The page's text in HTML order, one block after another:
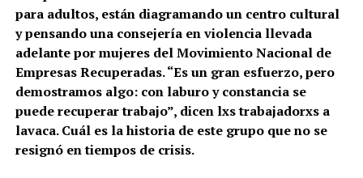
para adultos, están diagramando un centro cultural
y pensando una consejería en violencia llevada
adelante por mujeres del Movimiento Nacional de
Empresas Recuperadas. “Es un gran esfuerzo, pero
demostramos algo: con laburo y constancia se
puede recuperar trabajo”, dicen lxs trabajadorxs a
lavaca. Cuál es la historia de este grupo que no se
resignó en tiempos de crisis.